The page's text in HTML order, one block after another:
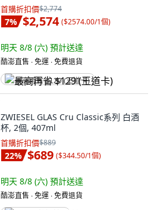
首購折扣價$2,774
7% $2,574 ($2574.00/1個)
明天 8/8 (六) 預計送達
酷澎直售 ∙ 免運 ∙ 免費退貨
最高再省 $129 (王道卡)
ZWIESEL GLAS Cru Classic系列 白酒
杯, 2個, 407ml
首購折扣價$889
22% $689 ($344.50/1個)
明天 8/8 (六) 預計送達
酷澎直售 ∙ 免運 ∙ 免費退貨